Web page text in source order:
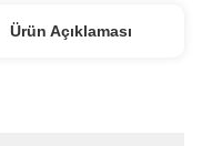
Ürün Açıklaması